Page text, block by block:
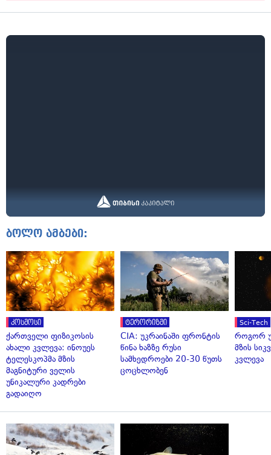
ბოლო ამბები:
კოსმოსი
ქართველი ფიზიკოსის
ახალი კვლევა: ინოუეს
ტელესკოპმა მზის
მაგნიტური ველის
უნიკალური კადრები
გადაიღო
ტერორიზმი
CIA: უკრაინაში ფრონტის
წინა ხაზზე რუსი
სამხედროები 20-30 წუთს
ცოცხლობენ
Sci-Tech
როგორ
მზის
კვლევა